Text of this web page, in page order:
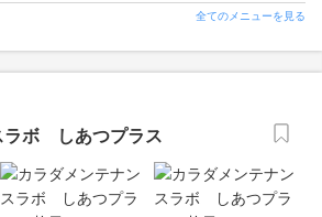
全てのメニューを見る
ラボ しあつプラス